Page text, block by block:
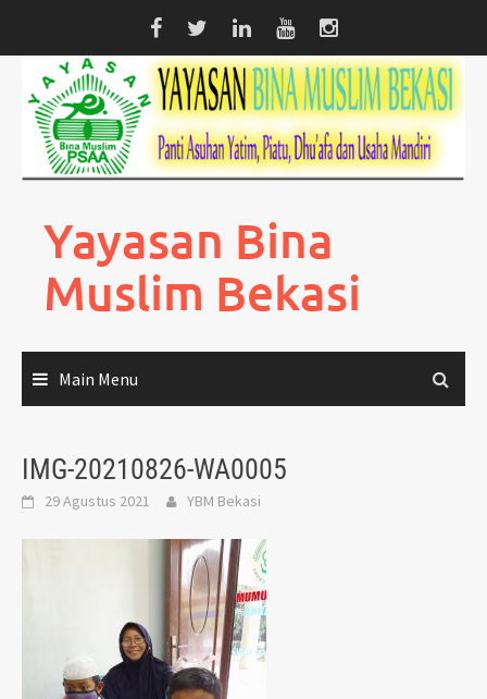
content
Yayasan Bina
Muslim Bekasi
Main Menu
IMG-20210826-WA0005
29 Agustus 2021 YBM Bekasi